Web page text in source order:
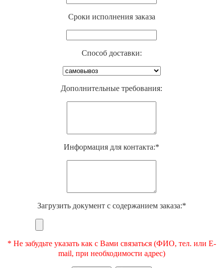
Cроки исполнения заказа
Способ доставки:
Дополнительные требования:
Информация для контакта:*
Загрузить документ с содержанием заказа:*
* Не забудьте указать как с Вами связаться (ФИО, тел. или E-
mail, при необходимости адрес)